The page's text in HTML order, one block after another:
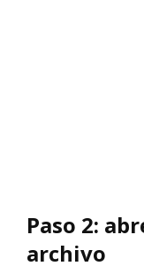
Paso 2:
archivo